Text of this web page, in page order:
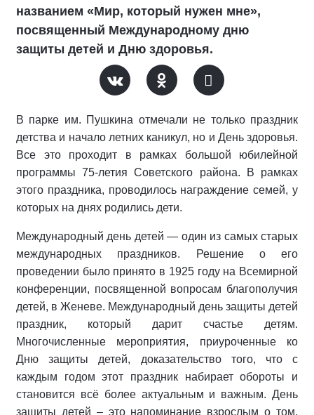
названием «Мир, который нужен мне»,
посвященный Международному дню
защиты детей и Дню здоровья.
В парке им. Пушкина отмечали не только праздник
детства и начало летних каникул, но и День здоровья.
Все это проходит в рамках большой юбилейной
программы 75-летия Советского района. В рамках
этого праздника, проводилось награждение семей, у
которых на днях родились дети.
Международный день детей — один из самых старых
международных праздников. Решение о его
проведении было принято в 1925 году на Всемирной
конференции, посвященной вопросам благополучия
детей, в Женеве. Международный день защиты детей
праздник, который дарит счастье детям.
Многочисленные мероприятия, приуроченные ко
Дню защиты детей, доказательство того, что с
каждым годом этот праздник набирает обороты и
становится всё более актуальным и важным. День
защиты детей – это напоминание взрослым о том,